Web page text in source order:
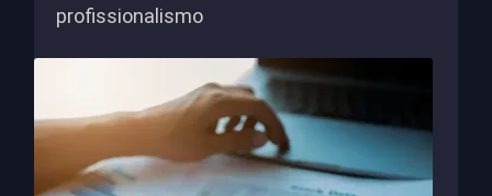
profissionalismo